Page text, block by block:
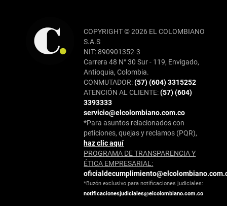
COPYRIGHT © 2026 EL COLOMBIANO
S.A.S
NIT: 890901352-3
Carrera 48 N° 30 Sur - 119, Envigado,
Antioquia, Colombia.
CONMUTADOR:(57) (604) 3315252
ATENCIÓN AL CLIENTE:(57) (604)
3393333
servicio@elcolombiano.com.co
*Para asuntos relacionados con
peticiones, quejas y reclamos (PQR),
haz clic aquí
PROGRAMA DE TRANSPARENCIA Y
ÉTICA EMPRESARIAL:
*Buzón exclusivo para notificaciones judiciales:
notificacionesjudiciales@elcolombiano.com.co